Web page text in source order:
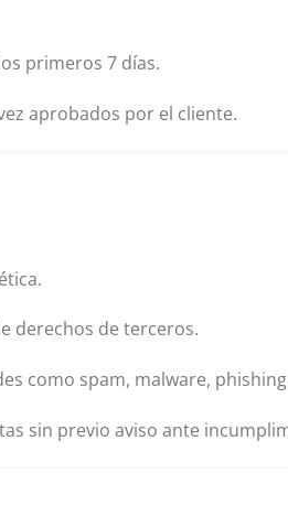
primeros 7 días.
aprobados por el cliente.
derechos de terceros.
como spam, malware,
sin previo aviso ante